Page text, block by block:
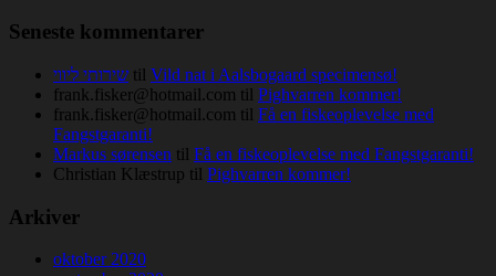
Seneste kommentarer
שירותי ליווי til Vild nat i Aalsbogaard specimensø!
frank.fisker@hotmail.com til Pighvarren kommer!
frank.fisker@hotmail.com til Få en fiskeoplevelse med
Fangstgaranti!
Markus sørensen til Få en fiskeoplevelse med Fangstgaranti!
Christian Klæstrup til Pighvarren kommer!
Arkiver
oktober 2020